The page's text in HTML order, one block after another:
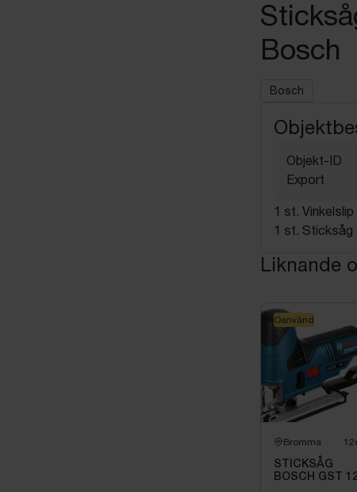
Bosch
Bosch
Objekt-ID
Export
1 st.
1 st. Sticksåg
Liknande
Bromma
STICKSÅG
BOSCH GST
Oanvänd